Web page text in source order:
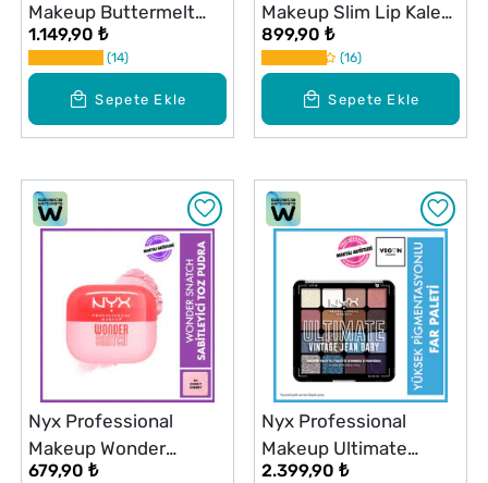
Sepete Ekle
Makeup Buttermelt
Bronzer 02 All Buttad
Up
1.149,90 ₺
14
Sepete Ekle
Makeup Slim Lip Kalem
Nude Truffle
899,90 ₺
16
Nyx Professional
Makeup Wonder
Snatch Sabitleyici
679,90 ₺
Nyx Professional
Makeup Ultimate
Shadow Palette
2.399,90 ₺